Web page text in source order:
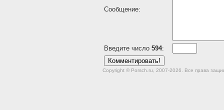
Сообщение:
Введите число 594:
Copyright © Porsch.ru, 2007-2026. Все права